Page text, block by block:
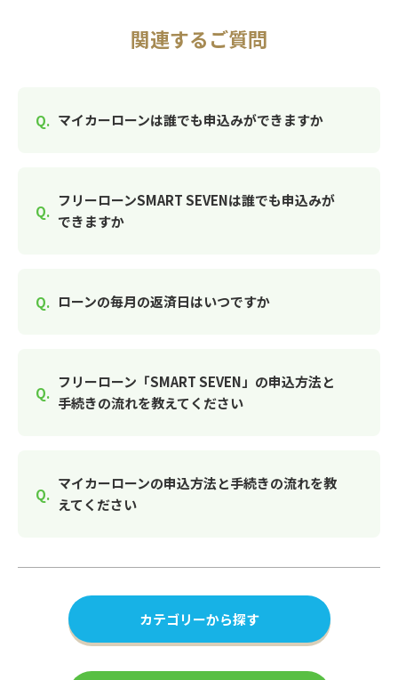
関連するご質問
マイカーローンは誰でも申込みができますか
フリーローンSMART SEVENは誰でも申込みが
できますか
ローンの毎月の返済日はいつですか
フリーローン「SMART SEVEN」の申込方法と
手続きの流れを教えてください
マイカーローンの申込方法と手続きの流れを教
えてください
カテゴリーから探す